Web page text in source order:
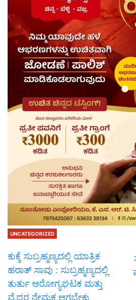
UNCATEGORIZED
ಕುಕ್ಕೆ ಸುಬ್ರಹ್ಮಣ್ಯದಲ್ಲಿ ಯಾತ್ರಿಕ
ಹಠಾತ್ ಸಾವು : ಸುಬ್ರಹ್ಮಣ್ಯದಲ್ಲಿ
ತುರ್ತು ಆರೋಗ್ಯಘಟಕ ಮತ್ತು
ವೈದ್ಯರ ನೇಮಕ ಆಗಬೇಕು